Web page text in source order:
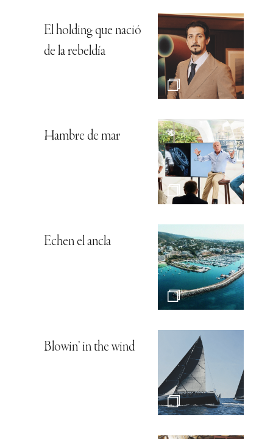
El holding que nació
de la rebeldía
Hambre de mar
Echen el ancla
Blowin’ in the wind